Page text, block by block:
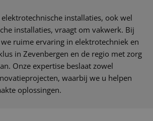
installaties, ook wel
installaties, vraagt om vakwerk. Bij
ruime ervaring in elektrotechniek en
in Zevenbergen en de regio met zorg
Onze expertise beslaat zowel
waarbij we u helpen
oplossingen.